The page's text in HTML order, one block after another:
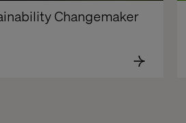
Changemaker